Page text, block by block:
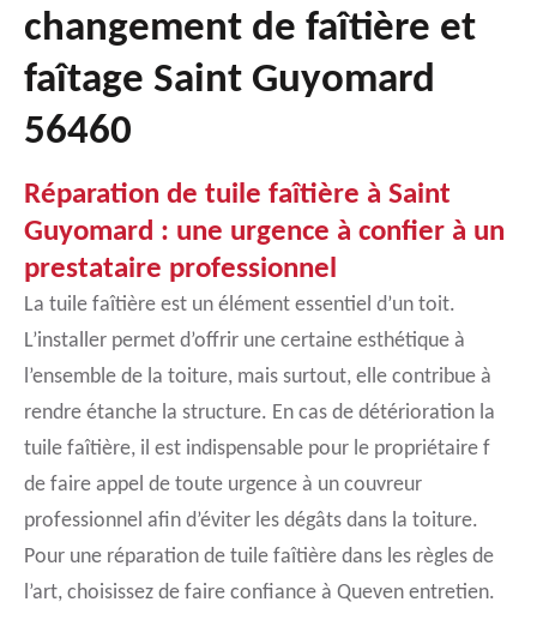
changement de faîtière et
faîtage Saint Guyomard
56460
Réparation de tuile faîtière à Saint
Guyomard : une urgence à confier à un
prestataire professionnel
La tuile faîtière est un élément essentiel d’un toit.
L’installer permet d’offrir une certaine esthétique à
l’ensemble de la toiture, mais surtout, elle contribue à
rendre étanche la structure. En cas de détérioration la
tuile faîtière, il est indispensable pour le propriétaire f
de faire appel de toute urgence à un couvreur
professionnel afin d’éviter les dégâts dans la toiture.
Pour une réparation de tuile faîtière dans les règles de
l’art, choisissez de faire confiance à Queven entretien.